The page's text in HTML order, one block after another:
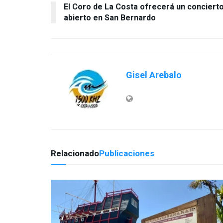
El Coro de La Costa ofrecerá un concierto
Gisel Arebalo
RelacionadoPublicaciones